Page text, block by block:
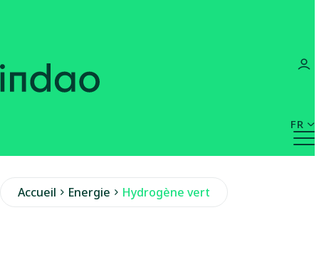
FR
Accueil Energie Hydrogène vert